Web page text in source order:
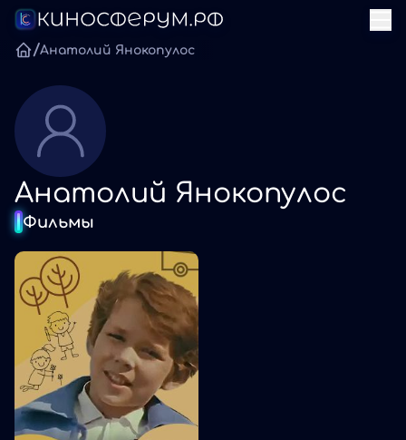
/Анатолий Янокопулос
Анатолий Янокопулос
Фильмы